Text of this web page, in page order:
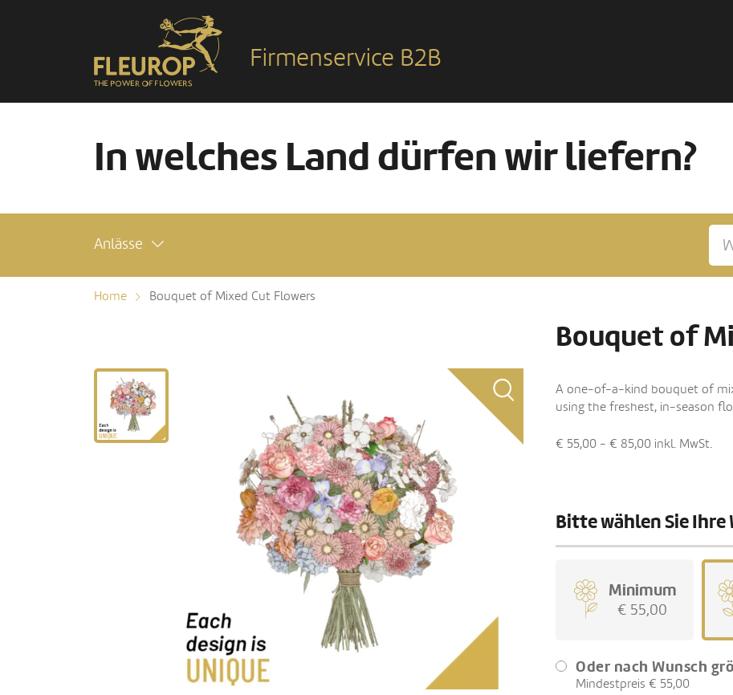
Firmenservice B2B
In welches Land dürfen wir liefern?
Anlässe
Home Bouquet of Mixed Cut Flowers
Bouquet of
A one-of-a-kind bouquet of
using the freshest, in-season
€ 55,00 - € 85,00 inkl. MwSt.
Bitte wählen Sie Ihre
Minimum
€ 55,00
Oder nach Wunsch
Mindestpreis € 55,00